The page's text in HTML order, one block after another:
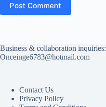
Post Comment
Business & collaboration inquiries:
Onceinge6783@hotmail.com
Contact Us
Privacy Policy